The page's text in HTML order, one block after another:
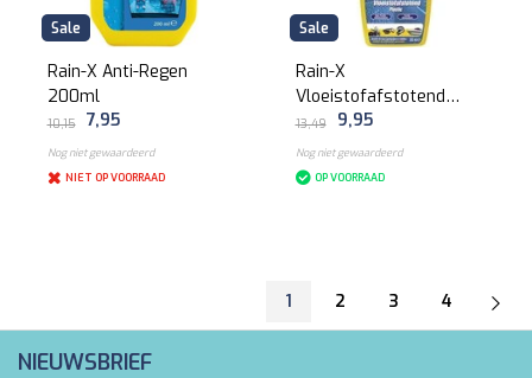
Sale
Rain-X Anti-Regen
200ml
10,15 7,95
Nog niet gewaardeerd
NIET OP VOORRAAD
Sale
Rain-X
Vloeistofafstotend
Plastic - 500ml
13,49 9,95
Nog niet gewaardeerd
OP VOORRAAD
1 2 3 4
NIEUWSBRIEF